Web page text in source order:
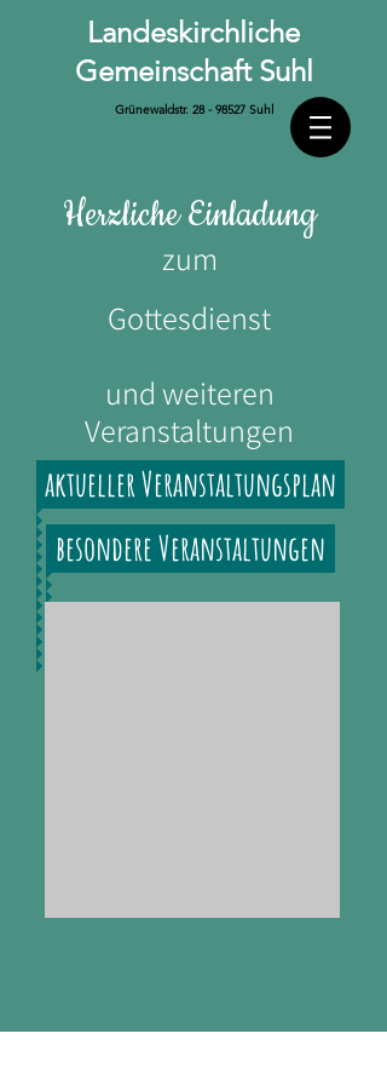
Landeskirchliche
Gemeinschaft Suhl
Grünewaldstr. 28 - 98527Suhl
Herzliche Einladung
zum
Gottesdienst
und weiteren
Veranstaltungen
aktueller Veranstaltungsplan
besondere Veranstaltungen